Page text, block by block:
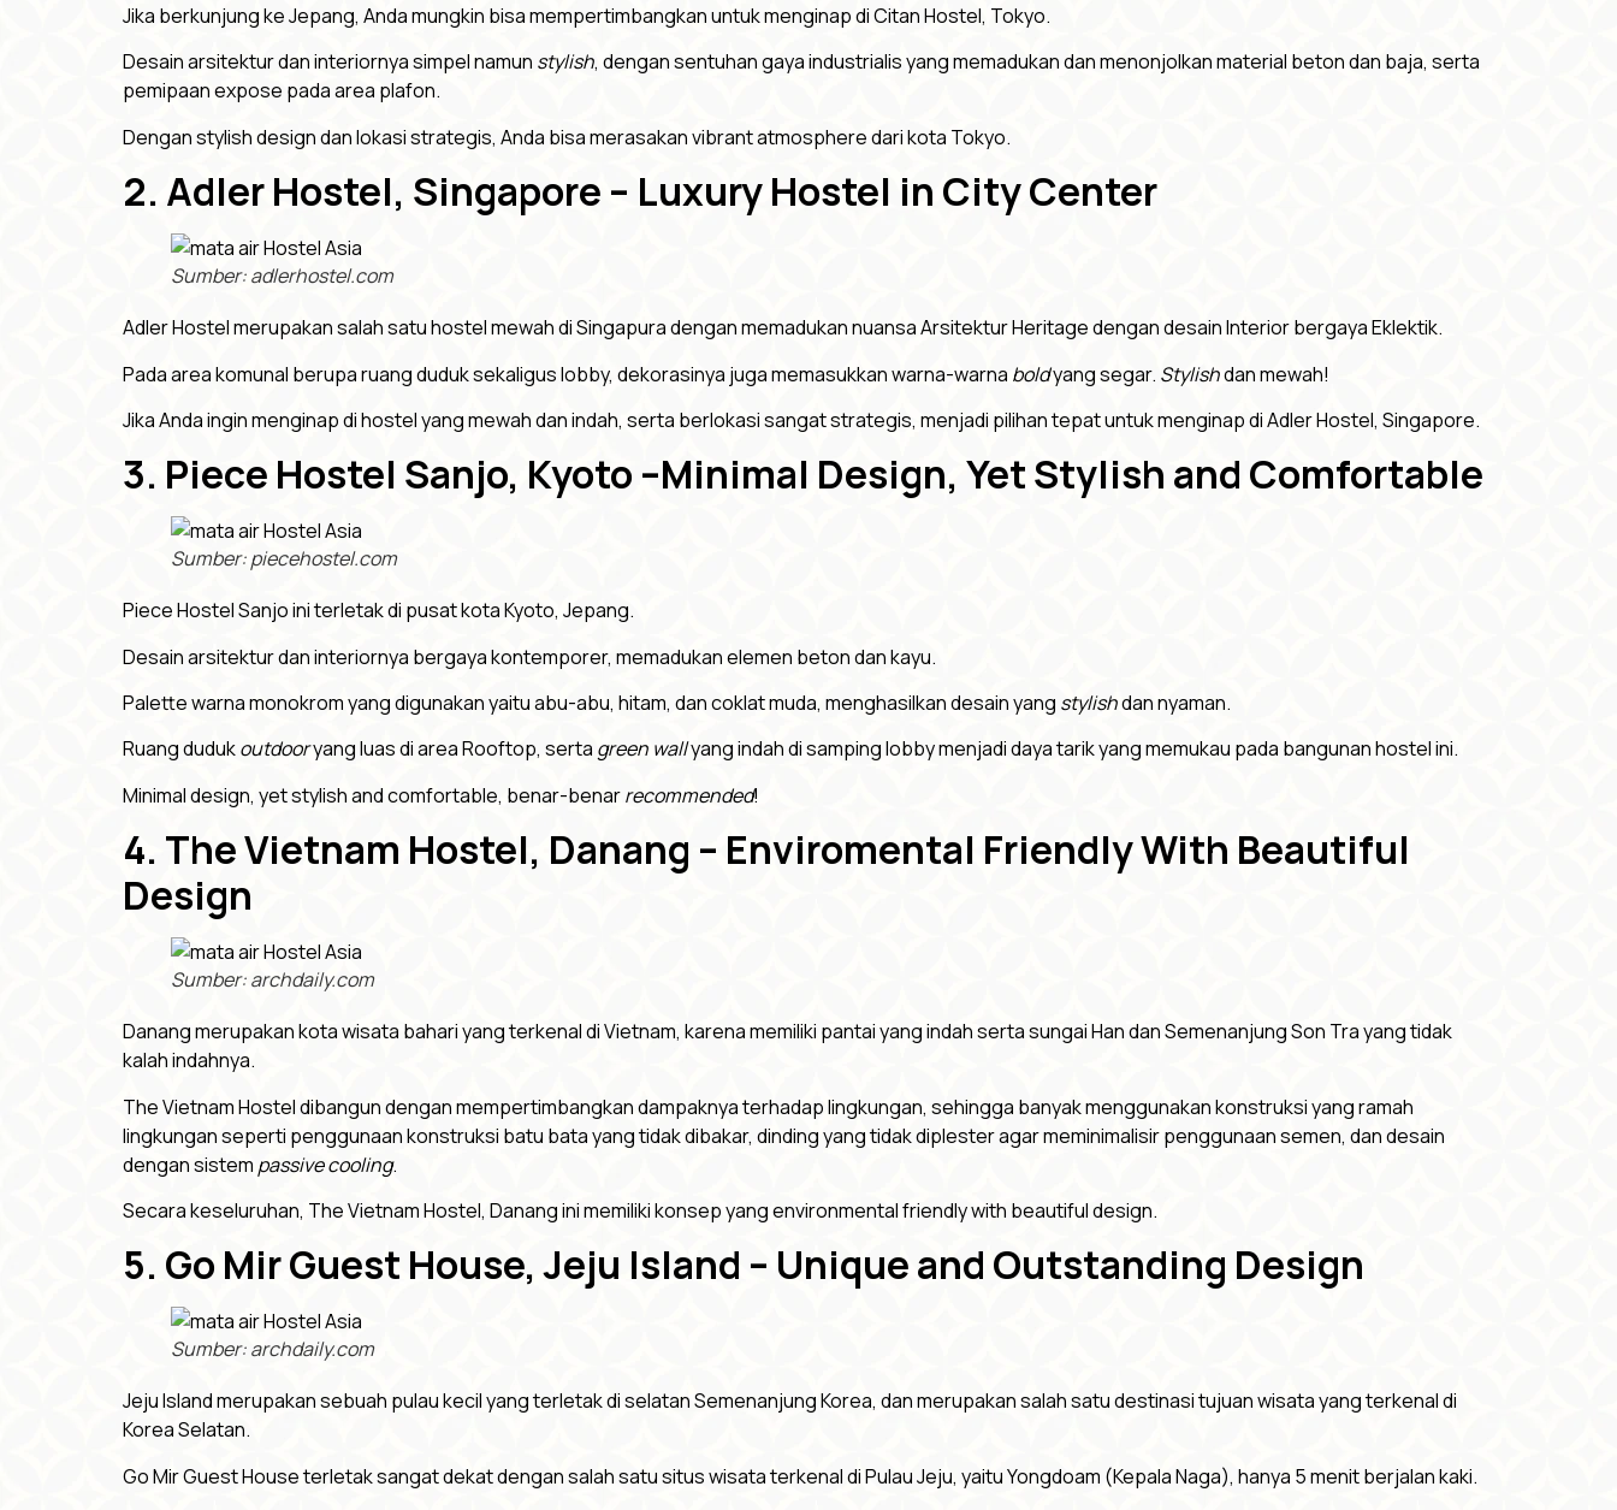
Jika berkunjung ke Jepang, Anda mungkin bisa mempertimbangkan untuk menginap di Citan Hostel, Tokyo.
Desain arsitektur dan interiornya simpel namun stylish, dengan sentuhan gaya industrialis yang memadukan dan menonjolkan material beton dan baja, serta
pemipaan expose pada area plafon.
Dengan stylish design dan lokasi strategis, Anda bisa merasakan vibrant atmosphere dari kota Tokyo.
2. Adler Hostel, Singapore – Luxury Hostel in City Center
Sumber: adlerhostel.com
Adler Hostel merupakan salah satu hostel mewah di Singapura dengan memadukan nuansa Arsitektur Heritage dengan desain Interior bergaya Eklektik.
Pada area komunal berupa ruang duduk sekaligus lobby, dekorasinya juga memasukkan warna-warna boldyang segar. Stylishdan mewah!
Jika Anda ingin menginap di hostel yang mewah dan indah, serta berlokasi sangat strategis, menjadi pilihan tepat untuk menginap di Adler Hostel, Singapore.
3. Piece Hostel Sanjo, Kyoto –Minimal Design, Yet Stylish and Comfortable
Sumber: piecehostel.com
Piece Hostel Sanjo ini terletak di pusat kota Kyoto, Jepang.
Desain arsitektur dan interiornya bergaya kontemporer, memadukan elemen beton dan kayu.
Palette warna monokrom yang digunakan yaitu abu-abu, hitam, dan coklat muda, menghasilkan desain yang stylishdan nyaman.
Ruang dudukoutdooryang luas di area Rooftop, serta green wallyang indah di samping lobby menjadi daya tarik yang memukau pada bangunan hostel ini.
Minimal design, yet stylish and comfortable, benar-benarrecommended!
4. The Vietnam Hostel, Danang – Enviromental Friendly With Beautiful
Design
Sumber: archdaily.com
Danang merupakan kota wisata bahari yang terkenal di Vietnam, karena memiliki pantai yang indah serta sungai Han dan Semenanjung Son Tra yang tidak
kalah indahnya.
The Vietnam Hostel dibangun dengan mempertimbangkan dampaknya terhadap lingkungan, sehingga banyak menggunakan konstruksi yang ramah
lingkungan seperti penggunaan konstruksi batu bata yang tidak dibakar, dinding yang tidak diplester agar meminimalisir penggunaan semen, dan desain
dengan sistem passive cooling.
Secara keseluruhan, The Vietnam Hostel, Danang ini memiliki konsep yang environmental friendly with beautiful design.
5. Go Mir Guest House, Jeju Island – Unique and Outstanding Design
Sumber: archdaily.com
Jeju Island merupakan sebuah pulau kecil yang terletak di selatan Semenanjung Korea, dan merupakan salah satu destinasi tujuan wisata yang terkenal di
Korea Selatan.
Go Mir Guest House terletak sangat dekat dengan salah satu situs wisata terkenal di Pulau Jeju, yaitu Yongdoam (Kepala Naga), hanya 5 menit berjalan kaki.